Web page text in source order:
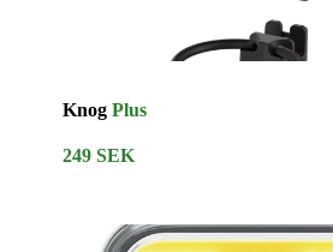
KnogPlus
249 SEK